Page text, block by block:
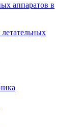
аппаратов в